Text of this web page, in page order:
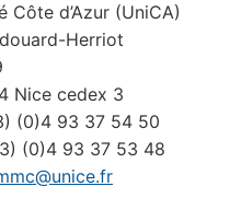
Côte d’Azur (UniCA)
Herriot
Nice cedex 3
(0)4 93 37 54 50
(0)4 93 37 53 48